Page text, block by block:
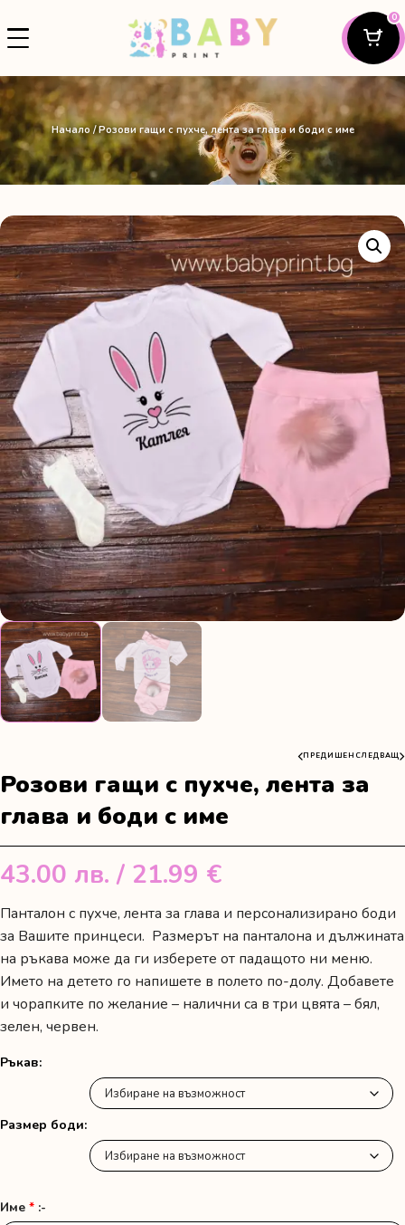
0
Начало/ Розови гащи с пухче, лента за глава и боди с име
ПРЕДИШЕН СЛЕДВАЩ
Розови гащи с пухче, лента за
глава и боди с име
43.00 лв. / 21.99 €
Панталон с пухче, лента за глава и персонализирано боди
за Вашите принцеси. Размерът на панталона и дължината
на ръкава може да ги изберете от падащото ни меню.
Името на детето го напишете в полето по-долу. Добавете
и чорапките по желание – налични са в три цвята – бял,
зелен, червен.
Ръкав
Размер боди
Име * :-